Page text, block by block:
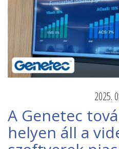
2025.
A Genetec
helyen áll a